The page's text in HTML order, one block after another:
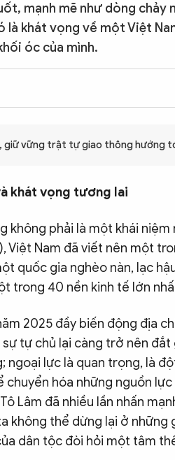
mạnh mẽ như dòng chảy
là khát vọng về một Việt
óc của mình.
giữ vững trật tự giao thông hướng
khát vọng tương lai
không phải là một khái
Việt Nam đã viết nên một
quốc gia nghèo nàn, lạc
trong 40 nền kinh tế lớn
2025 đầy biến động địa
tự chủ lại càng trở nên đắt
ngoại lực là quan trọng, là
chuyển hóa những nguồn
Lâm đã nhiều lần nhấn
không thể dừng lại ở
dân tộc đòi hỏi một tâm